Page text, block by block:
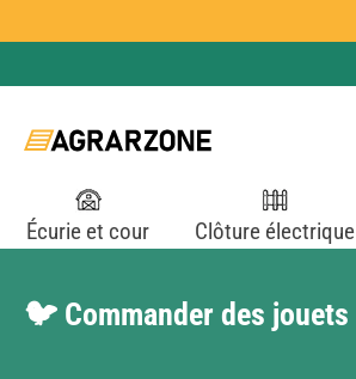
Écurie et cour Clôture électrique
🐦 Commander des